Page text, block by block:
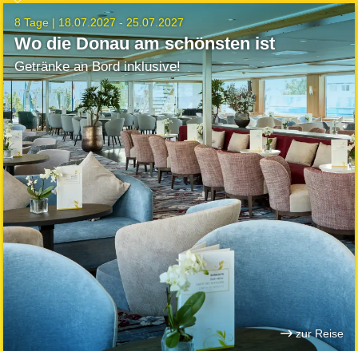
8 Tage | 18.07.2027 - 25.07.2027
Wo die Donau am schönsten ist
Getränke an Bord inklusive!
zur Reise